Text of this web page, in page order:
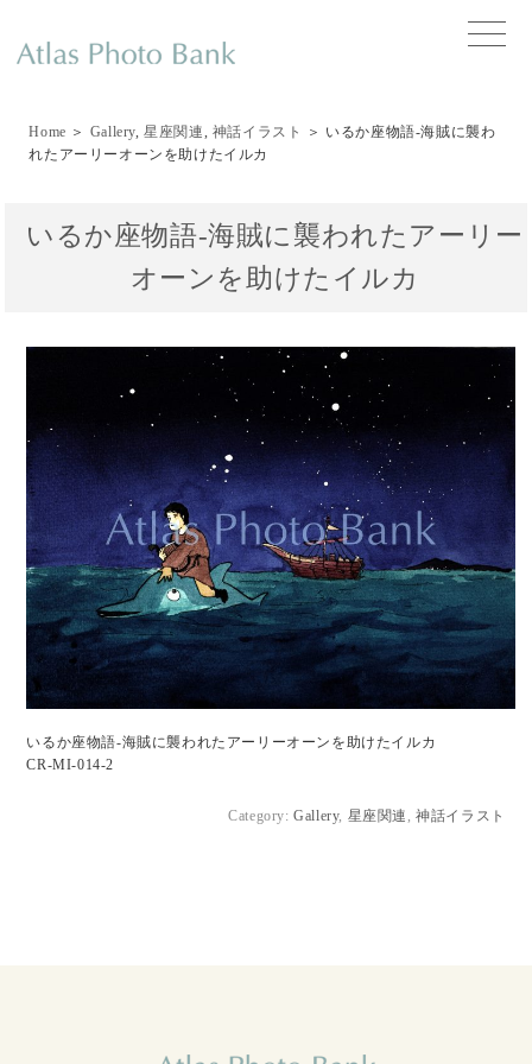
toggle
Home ＞ Gallery,星座関連, 神話イラスト
＞ いるか座物語-海賊に襲わ
れたアーリーオーンを助けたイルカ
いるか座物語-海賊に襲われたアーリー
オーンを助けたイルカ
いるか座物語-海賊に襲われたアーリーオーンを助けたイルカ
CR-MI-014-2
Category:Gallery, 星座関連 ,神話イラスト